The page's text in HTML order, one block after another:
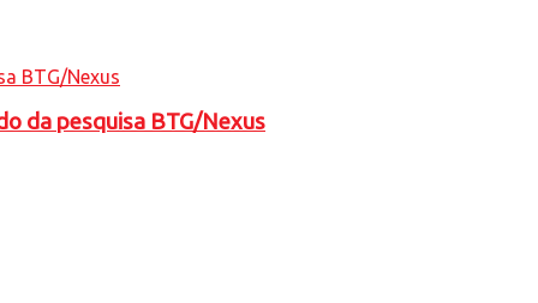
da pesquisa BTG/Nexus